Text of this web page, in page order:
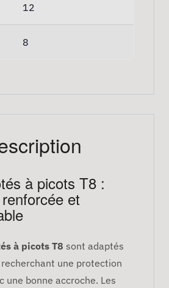
12
8
à picots T8 :
et
à picots T8 sont adaptés
une protection
une bonne accroche. Les